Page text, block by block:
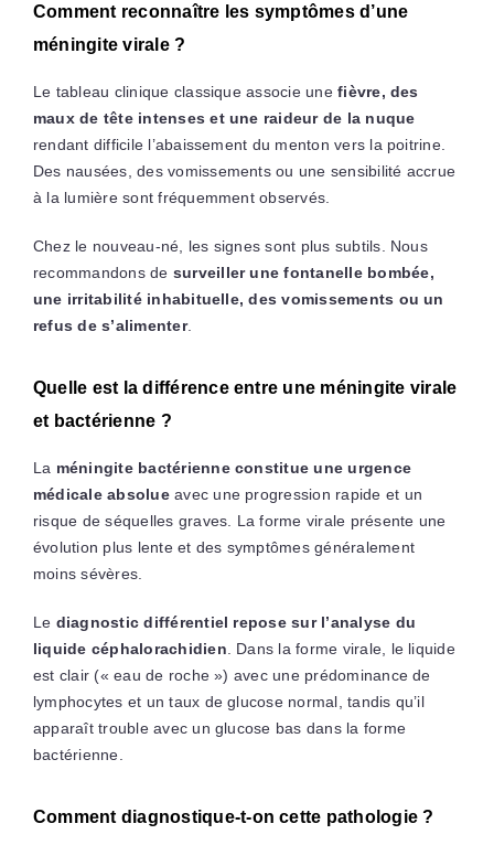
Comment reconnaître les symptômes d’une
méningite virale ?
Le tableau clinique classique associe unefièvre, des
maux de tête intenses et une raideur de la nuque
rendant difficile l’abaissement du menton vers la poitrine.
Des nausées, des vomissements ou une sensibilité accrue
à la lumière sont fréquemment observés.
Chez le nouveau-né, les signes sont plus subtils. Nous
recommandons de surveiller une fontanelle bombée,
une irritabilité inhabituelle, des vomissements ou un
refus de s’alimenter.
Quelle est la différence entre une méningite virale
et bactérienne ?
La méningite bactérienne constitue une urgence
médicale absolueavec une progression rapide et un
risque de séquelles graves. La forme virale présente une
évolution plus lente et des symptômes généralement
moins sévères.
Le diagnostic différentiel repose sur l’analyse du
liquide céphalorachidien . Dans la forme virale, le liquide
est clair (« eau de roche ») avec une prédominance de
lymphocytes et un taux de glucose normal, tandis qu’il
apparaît trouble avec un glucose bas dans la forme
bactérienne.
Comment diagnostique-t-on cette pathologie ?